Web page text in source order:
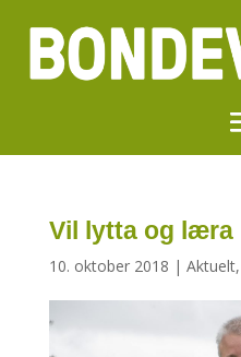
Vil lytta og læra
10. oktober 2018 | Aktuelt,